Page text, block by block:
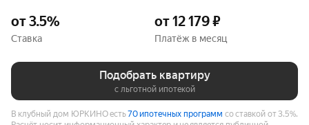
от 3.5%
Ставка
от 12 179 ₽
Платёж в месяц
Подобрать квартиру
с льготной ипотекой
В клубный дом ЮРКИНО есть70 ипотечных программ со ставкой от 3.5%.